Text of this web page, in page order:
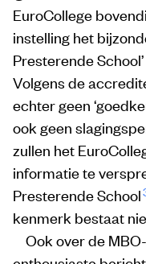
EuroCollege
instelling het
Presterende
Volgens de
echter geen
ook geen
zullen het
informatie te
Presterende School
kenmerk bestaat
Ook over de